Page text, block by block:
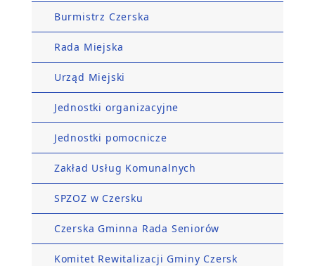
Burmistrz Czerska
Rada Miejska
Urząd Miejski
Jednostki organizacyjne
Jednostki pomocnicze
Zakład Usług Komunalnych
SPZOZ w Czersku
Czerska Gminna Rada Seniorów
Komitet Rewitalizacji Gminy Czersk